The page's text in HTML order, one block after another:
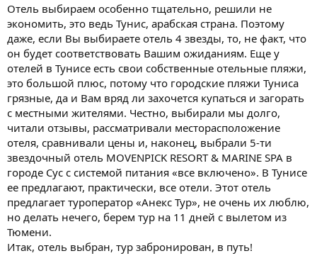
Отель выбираем особенно тщательно, решили не
экономить, это ведь Тунис, арабская страна. Поэтому
даже, если Вы выбираете отель 4 звезды, то, не факт, что
он будет соответствовать Вашим ожиданиям. Еще у
отелей в Тунисе есть свои собственные отельные пляжи,
это большой плюс, потому что городские пляжи Туниса
грязные, да и Вам вряд ли захочется купаться и загорать
с местными жителями. Честно, выбирали мы долго,
читали отзывы, рассматривали месторасположение
отеля, сравнивали цены и, наконец, выбрали 5-ти
звездочный отель MOVENPICK RESORT & MARINE SPA в
городе Сус с системой питания «все включено». В Тунисе
ее предлагают, практически, все отели. Этот отель
предлагает туроператор «Анекс Тур», не очень их люблю,
но делать нечего, берем тур на 11 дней с вылетом из
Тюмени.
Итак, отель выбран, тур забронирован, в путь!